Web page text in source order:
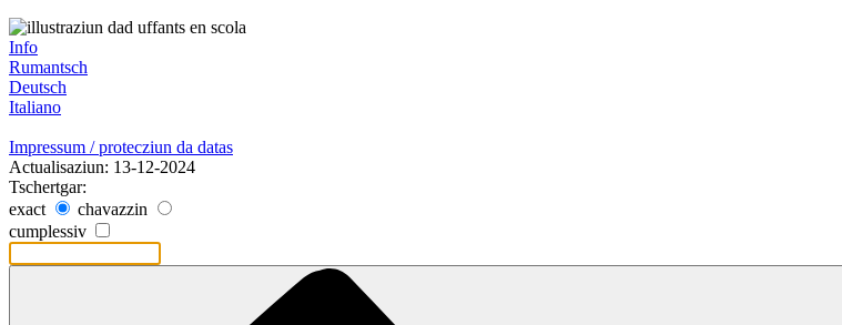
Info
Rumantsch
Deutsch
Italiano
Impressum / protecziun da datas
Actualisaziun: 13-12-2024
Tschertgar:
exact
chavazzin
cumplessiv